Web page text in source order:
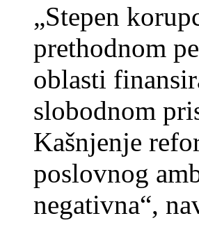
„Stepen
prethodnom
oblasti
slobodnom
Kašnjenje
poslovnog
negativna“,